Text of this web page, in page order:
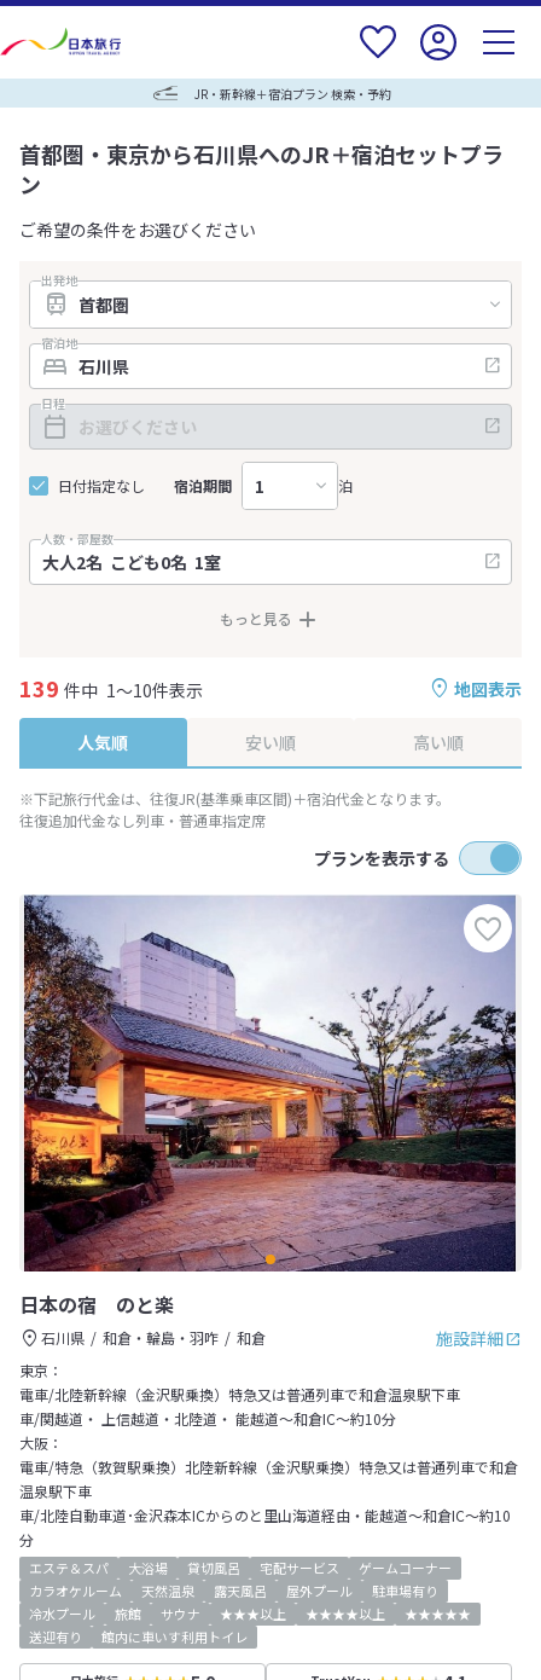
JR・新幹線＋宿泊プラン 検索・予約
首都圏・東京から石川県へのJR＋宿泊セットプラ
ン
ご希望の条件をお選びください
出発地
宿泊地
日程
日付指定なし 宿泊期間 泊
人数・部屋数
もっと見る
地図表示
139 件中 1～10件表示
人気順 安い順 高い順
※下記旅行代金は、往復JR(基準乗車区間)＋宿泊代金となります。
往復追加代金なし列車・普通車指定席
プランを表示する
日本の宿 のと楽
施設詳細
石川県 和倉・輪島・羽咋
和倉
東京：
電車/北陸新幹線（金沢駅乗換）特急又は普通列車で和倉温泉駅下車
車/関越道・ 上信越道・北陸道・ 能越道～和倉IC～約10分
大阪：
電車/特急（敦賀駅乗換）北陸新幹線（金沢駅乗換）特急又は普通列車で和倉
温泉駅下車
車/北陸自動車道･金沢森本ICからのと里山海道経由・能越道～和倉IC～約10
分
エステ＆スパ 大浴場 貸切風呂 宅配サービス
ゲームコーナー
カラオケルーム
天然温泉 露天風呂 屋外プール
駐車場有り
冷水プール
旅館 サウナ ★★★以上 ★★★★以上
★★★★★
送迎有り
館内に車いす利用トイレ